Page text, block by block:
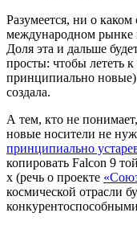
Разумеется, ни о
международном рынке
Доля эта и дальше
просты: чтобы лететь
принципиально
создала.
А тем, кто не
новые носители не
принципиально
копировать Falcon 9
х (речь о проекте
космической отрасли